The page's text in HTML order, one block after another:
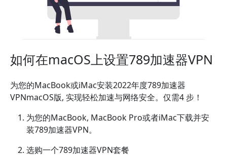
如何在macOS上设置789加速器VPN
为您的MacBook或iMac安装2022年度789加速器
VPNmacOS版, 实现轻松加速与网络安全。仅需4 步！
为您的MacBook, MacBook Pro或者iMac下载并安
装789加速器VPN。
选购一个789加速器VPN套餐